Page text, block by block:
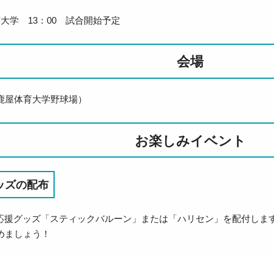
大学 13：00 試合開始予定
会場
体育大学野球場）
お楽しみイベント
ズの配布
グッズ「スティックバルーン」または「ハリセン」を配付しま
しょう！